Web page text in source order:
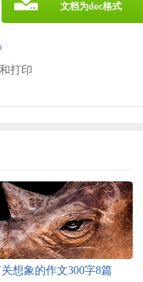
打印
文档为doc格式
想象的作文300字8篇